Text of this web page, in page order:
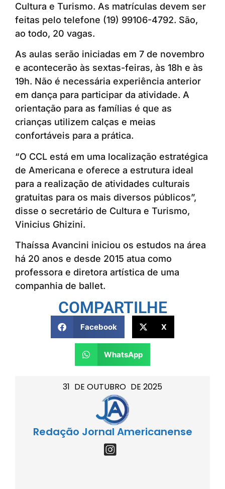
31 DE OUTUBRO DE 2025
Redação Jornal Americanense
Cultura e Turismo. As matrículas devem ser
feitas pelo telefone (19) 99106-4792. São,
ao todo, 20 vagas.
As aulas serão iniciadas em 7 de novembro
e acontecerão às sextas-feiras, às 18h e às
19h. Não é necessária experiência anterior
em dança para participar da atividade. A
orientação para as famílias é que as
crianças utilizem calças e meias
confortáveis para a prática.
“O CCL está em uma localização estratégica
de Americana e oferece a estrutura ideal
para a realização de atividades culturais
gratuitas para os mais diversos públicos”,
disse o secretário de Cultura e Turismo,
Vinicius Ghizini.
Thaíssa Avancini iniciou os estudos na área
há 20 anos e desde 2015 atua como
professora e diretora artística de uma
companhia de ballet.
COMPARTILHE
Facebook X
WhatsApp